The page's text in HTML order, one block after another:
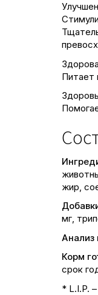
Питает
жир,
мг,
Анализ
Корм
срок
* L.I.P.